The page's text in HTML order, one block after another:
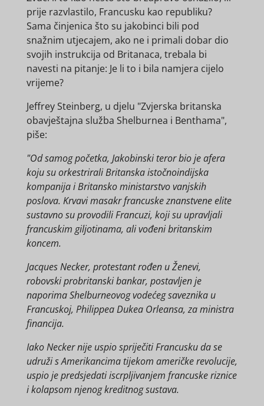
prije razvlastilo, Francusku kao republiku?
Sama činjenica što su jakobinci bili pod
snažnim utjecajem, ako ne i primali dobar dio
svojih instrukcija od Britanaca, trebala bi
navesti na pitanje: Je li to i bila namjera cijelo
vrijeme?
Jeffrey Steinberg, u djelu "Zvjerska britanska
obavještajna služba Shelburnea i Benthama",
piše:
"Od samog početka, Jakobinski teror bio je afera
koju su orkestrirali Britanska istočnoindijska
kompanija i Britansko ministarstvo vanjskih
poslova. Krvavi masakr francuske znanstvene elite
sustavno su provodili Francuzi, koji su upravljali
francuskim giljotinama, ali vođeni britanskim
koncem.
Jacques Necker, protestant rođen u Ženevi,
robovski probritanski bankar, postavljen je
naporima Shelburneovog vodećeg saveznika u
Francuskoj, Philippea Dukea Orleansa, za ministra
financija.
Iako Necker nije uspio spriječiti Francusku da se
udruži s Amerikancima tijekom američke revolucije,
uspio je predsjedati iscrpljivanjem francuske riznice
i kolapsom njenog kreditnog sustava.